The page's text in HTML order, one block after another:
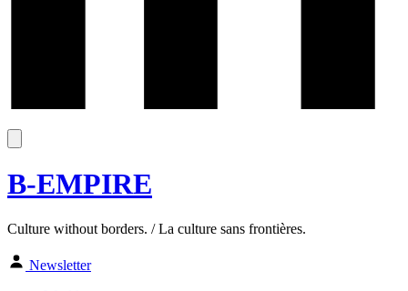
B-EMPIRE
Culture without borders. / La culture sans frontières.
Newsletter